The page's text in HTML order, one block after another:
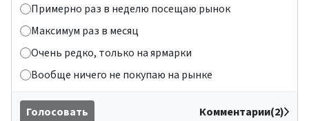
Примерно раз в неделю посещаю рынок
Максимум раз в месяц
Очень редко, только на ярмарки
Вообще ничего не покупаю на рынке
Голосовать Комментарии(2)